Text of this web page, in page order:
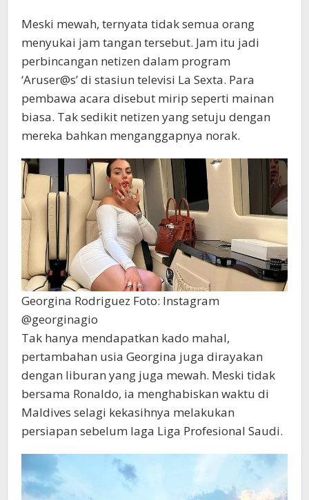
Meski mewah, ternyata tidak semua orang
menyukai jam tangan tersebut. Jam itu jadi
perbincangan netizen dalam program
‘Aruser@s’ di stasiun televisi La Sexta. Para
pembawa acara disebut mirip seperti mainan
biasa. Tak sedikit netizen yang setuju dengan
mereka bahkan menganggapnya norak.
Georgina Rodriguez Foto: Instagram
@georginagio
Tak hanya mendapatkan kado mahal,
pertambahan usia Georgina juga dirayakan
dengan liburan yang juga mewah. Meski tidak
bersama Ronaldo, ia menghabiskan waktu di
Maldives selagi kekasihnya melakukan
persiapan sebelum laga Liga Profesional Saudi.